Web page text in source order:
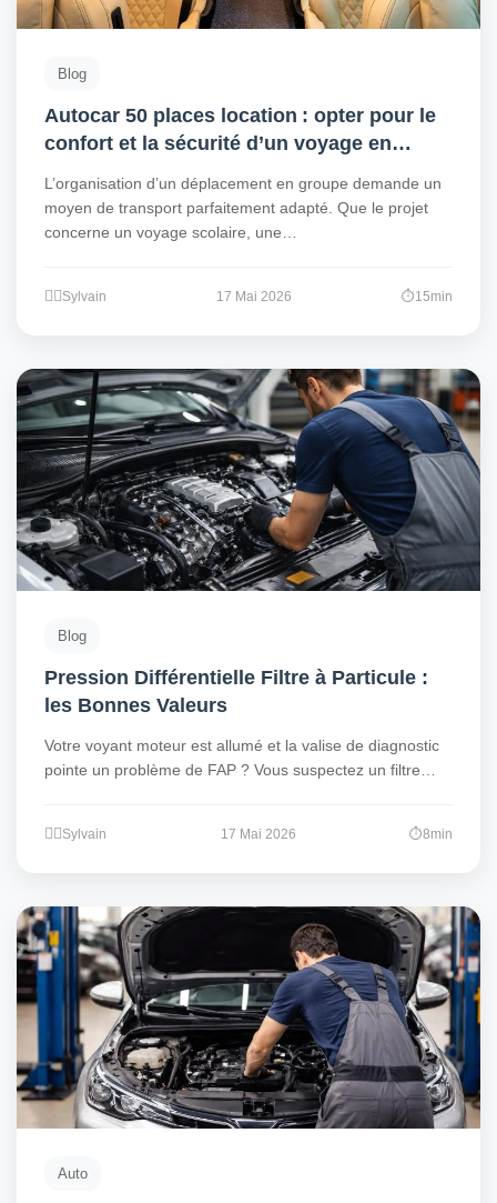
Blog
Autocar 50 places location : opter pour le
confort et la sécurité d’un voyage en
L’organisation d’un déplacement en groupe demande un
moyen de transport parfaitement adapté. Que le projet
concerne un voyage scolaire, une…
Sylvain 17 Mai 2026 15min
Blog
Pression Différentielle Filtre à Particule :
les Bonnes Valeurs
Votre voyant moteur est allumé et la valise de diagnostic
pointe un problème de FAP ? Vous suspectez un filtre…
Sylvain 17 Mai 2026 8min
Auto